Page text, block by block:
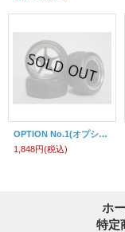
OPTION No.1(オプションNo.1)/NO-TY02/5スポークホイール/ラジアルタイヤ接着済み（インナー付き）4個入
1,848円(税込)
ホ
特定